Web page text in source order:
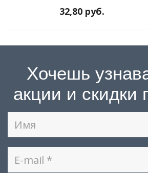
32,80 руб.
Хочешь
акции и скидки